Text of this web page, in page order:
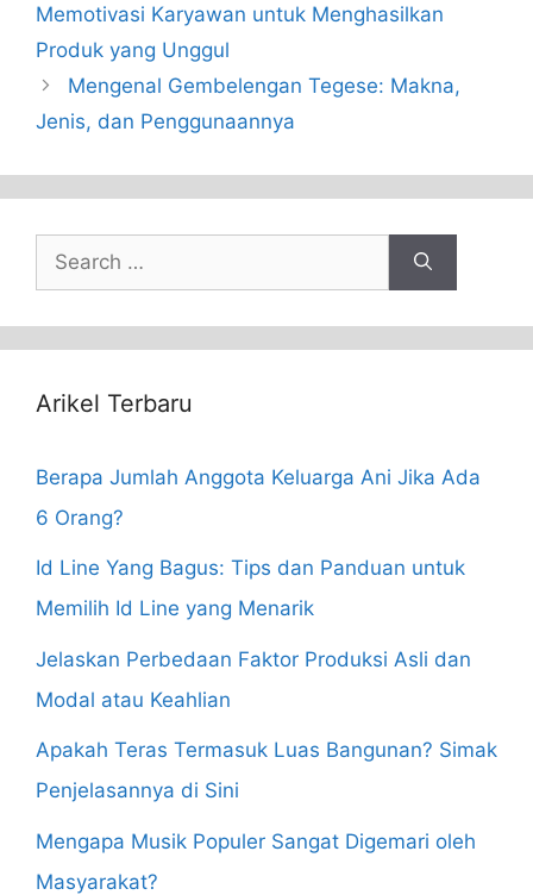
Memotivasi Karyawan untuk Menghasilkan
Produk yang Unggul
Mengenal Gembelengan Tegese: Makna,
Jenis, dan Penggunaannya
Search
for:
Arikel Terbaru
Berapa Jumlah Anggota Keluarga Ani Jika Ada
6 Orang?
Id Line Yang Bagus: Tips dan Panduan untuk
Memilih Id Line yang Menarik
Jelaskan Perbedaan Faktor Produksi Asli dan
Modal atau Keahlian
Apakah Teras Termasuk Luas Bangunan? Simak
Penjelasannya di Sini
Mengapa Musik Populer Sangat Digemari oleh
Masyarakat?